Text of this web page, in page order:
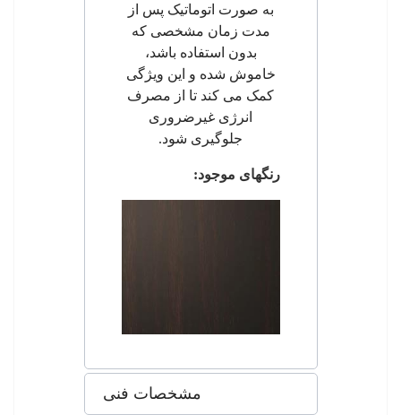
به صورت اتوماتیک پس از
مدت زمان مشخصی که
بدون استفاده باشد،
خاموش شده و این ویژگی
کمک می کند تا از مصرف
انرژی غیرضروری
جلوگیری شود.
رنگهای موجود:
مشخصات فنی